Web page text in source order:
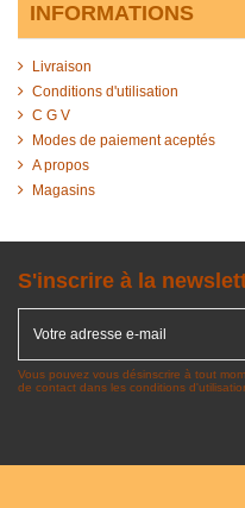
INFORMATIONS
Livraison
Conditions d'utilisation
C G V
Modes de paiement aceptés
A propos
Magasins
S'inscrire à la
Vous pouvez vous désinscrire à tout
de contact dans les conditions